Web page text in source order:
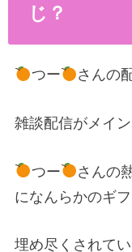
じ？
つー さんの
雑談配信がメイ
つー
さんの
になんらかのギ
埋め尽くされて